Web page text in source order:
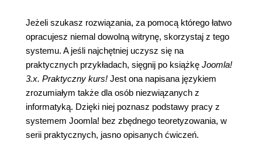
Jeżeli szukasz rozwiązania, za pomocą którego łatwo
opracujesz niemal dowolną witrynę, skorzystaj z tego
systemu. A jeśli najchętniej uczysz się na
praktycznych przykładach, sięgnij po książkę Joomla!
3.x. Praktyczny kurs! Jest ona napisana językiem
zrozumiałym także dla osób niezwiązanych z
informatyką. Dzięki niej poznasz podstawy pracy z
systemem Joomla! bez zbędnego teoretyzowania, w
serii praktycznych, jasno opisanych ćwiczeń.